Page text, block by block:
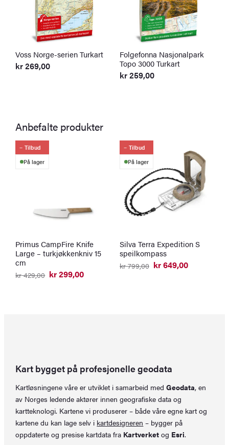
Voss Norge-serien Turkart
kr269,00
Folgefonna Nasjonalpark
Topo 3000 Turkart
kr259,00
Anbefalte produkter
Tilbud
På lager
Primus CampFire Knife
Large – turkjøkkenkniv 15
cm
kr429,00
Opprinnelig
kr299,00
Nåværende
Tilbud
På lager
Silva Terra Expedition S
speilkompass
kr799,00
Opprinnelig
kr649,00
Nåværende
Kart bygget på profesjonelle geodata
Kartløsningene våre er utviklet i samarbeid medGeodata, en
av Norges ledende aktører innen geografiske data og
kartteknologi. Kartene vi produserer – både våre egne kart og
kartene du kan lage selv i kartdesigneren – bygger på
oppdaterte og presise kartdata fra Kartverket og Esri.